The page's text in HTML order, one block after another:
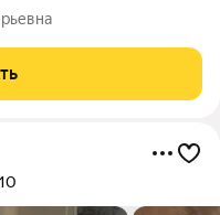
по адресу: Санкт-
4. Квартира